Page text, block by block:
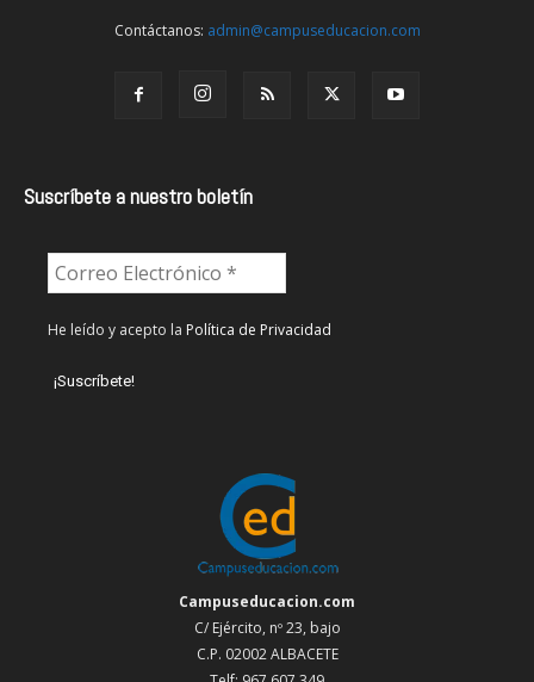
Contáctanos: admin@campuseducacion.com
Suscríbete a nuestro boletín
He leído y acepto la Política de Privacidad
Campuseducacion.com
C/ Ejército, nº 23, bajo
C.P. 02002 ALBACETE